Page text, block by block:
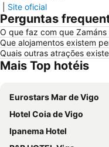
Site oficial
Perguntas
O que faz com que
Que alojamentos existem
Quais outras atrações
Mais Top hotéis
Eurostars Mar de Vigo
Hotel Coia de Vigo
Ipanema Hotel